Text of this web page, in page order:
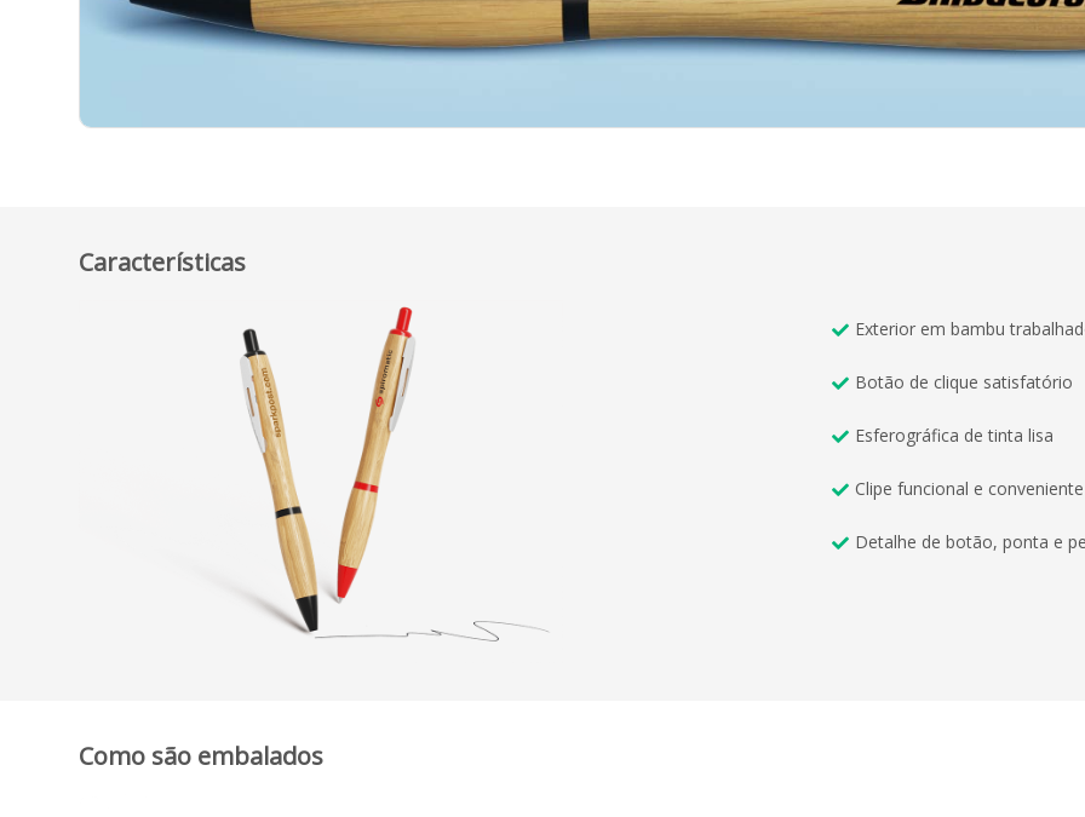
Características
Exterior em bambu
Botão de clique satisfatório
Esferográfica de tinta lisa
Clipe funcional e conveniente
Detalhe de botão, ponta e
Como são embalados